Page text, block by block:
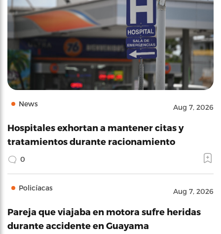
News Aug 7, 2026
Hospitales exhortan a mantener citas y
tratamientos durante racionamiento
0
Policíacas Aug 7, 2026
Pareja que viajaba en motora sufre heridas
durante accidente en Guayama